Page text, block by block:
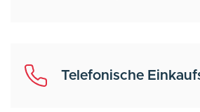
Telefonische